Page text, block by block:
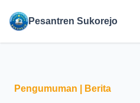
Pesantren
Pesantren Sukorejo
Pengumuman Berita